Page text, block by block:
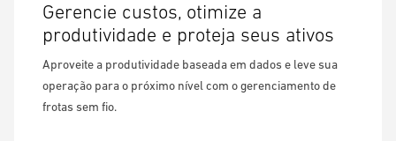
Gerencie custos, otimize a
produtividade e proteja seus ativos
Aproveite a produtividade baseada em dados e leve sua
operação para o próximo nível com o gerenciamento de
frotas sem fio.